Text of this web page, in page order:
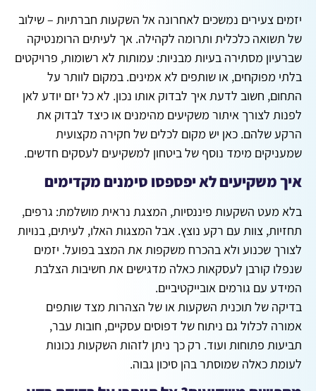
יזמים צעירים נמשכים לאחרונה אל השקעות חברתיות – שילוב
של תשואה כלכלית ותרומה לקהילה. אך לעיתים הרומנטיקה
שברעיון מסתירה בעיות מבניות: עמותות לא רשומות, פרויקטים
בלתי מפוקחים, או שותפים לא אמינים. במקום לוותר על
התחום, חשוב לדעת איך לבדוק אותו נכון. לא כל יזם יודע לאן
לפנות לצורך איתור משקיעים מהימנים או כיצד לבדוק את
הרקע שלהם. כאן יש מקום לכלים של חקירה מקצועית
שמעניקים מימד נוסף של ביטחון למשקיעים לעסקים חדשים.
איך משקיעים לא יפספסו סימנים מקדימים
בלא מעט השקעות פיננסיות, המצגת נראית מושלמת: גרפים,
תחזיות, צוות עם רקע נוצץ. אבל המצגות האלו, לעיתים, בנויות
לצורך שכנוע ולא בהכרח משקפות את המצב בפועל. יזמים
שנפלו קורבן לעסקאות כאלה מדגישים את חשיבות הצלבת
המידע עם גורמים אובייקטיביים.
בדיקה של תוכנית השקעות או של הצהרות מצד שותפים
אמורה לכלול גם ניתוח של דפוסים עסקיים, חובות עבר,
תביעות פתוחות ועוד. רק כך ניתן לזהות השקעות נכונות
לעומת כאלה שמוסתר בהן סיכון גבוה.